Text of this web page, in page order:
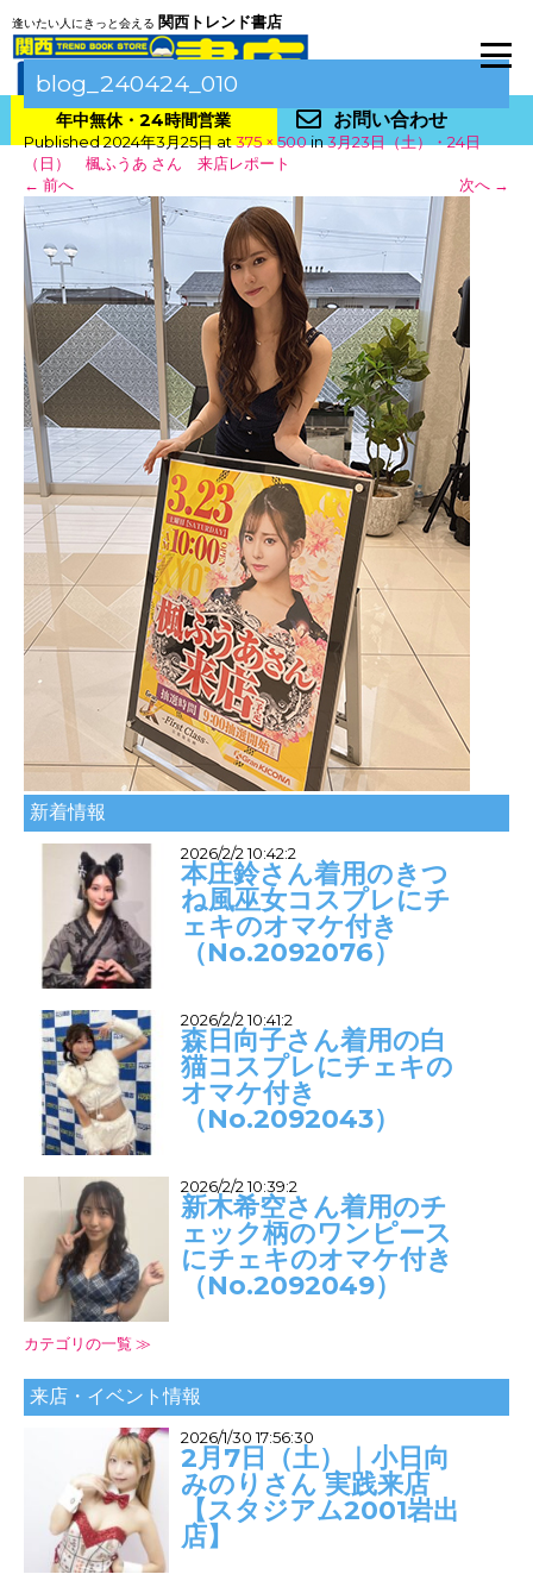
逢いたい人にきっと会える 関西トレンド書店
年中無休・24時間営業 お問い合わせ
blog_240424_010
Published2024年3月25日at375 × 500in3月23日（土）・24日
（日） 楓ふうあ さん 来店レポート
← 前へ 次へ →
新着情報
2026/2/2 10:42:2
本庄鈴さん着用のきつ
ね風巫女コスプレにチ
ェキのオマケ付き
（No.2092076）
2026/2/2 10:41:2
森日向子さん着用の白
猫コスプレにチェキの
オマケ付き
（No.2092043）
2026/2/2 10:39:2
新木希空さん着用のチ
ェック柄のワンピース
にチェキのオマケ付き
（No.2092049）
カテゴリの一覧 ≫
来店・イベント情報
2026/1/30 17:56:30
2月7日（土）｜小日向
みのりさん 実践来店
【スタジアム2001岩出
店】